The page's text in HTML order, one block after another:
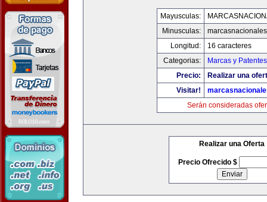
Mayusculas:
Minusculas:
Longitud:
16 caracteres
Categorias:
Marcas y Patentes
Precio:
Realizar una
Visitar!
Serán consideradas
Realizar una Oferta
Precio Ofrecido $